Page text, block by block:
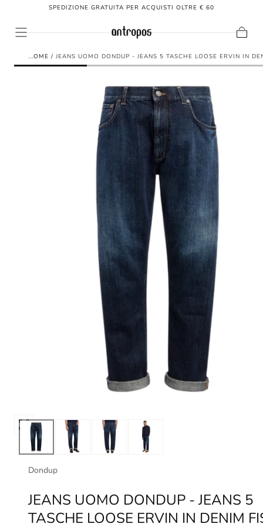
SPEDIZIONE GRATUITA PER ACQUISTI OLTRE € 60
Apri
media
0
in
HOME / JEANS UOMO DONDUP - JEANS 5 TASCHE LOOSE ERVIN IN
Dondup
JEANS UOMO DONDUP - JEANS 5
TASCHE LOOSE ERVIN IN DENIM